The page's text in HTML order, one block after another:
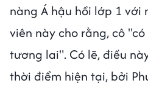
nàng Á hậu hồi lớp 1 với
viên này cho rằng, cô
tương lai". Có lẽ, điều
thời điểm hiện tại, bởi